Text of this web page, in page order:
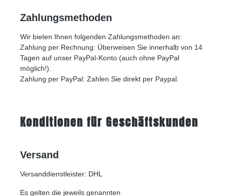
Zahlungsmethoden
Wir bieten Ihnen folgenden Zahlungsmethoden an:
Zahlung per Rechnung: Überweisen Sie innerhalb von 14
Tagen auf unser PayPal-Konto (auch ohne PayPal
möglich!).
Zahlung per PayPal: Zahlen Sie direkt per Paypal.
Konditionen für Geschäftskunden
Versand
Versanddienstleister: DHL
Es gelten die jeweils genannten